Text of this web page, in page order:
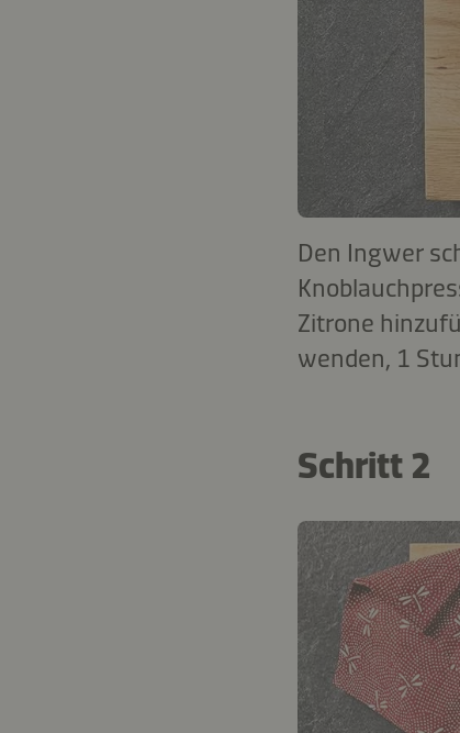
Den Ingwer
Zitrone
wenden, 1
Schritt 2